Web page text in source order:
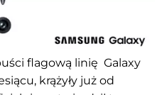
flagową linię Galaxy
krążyły już od